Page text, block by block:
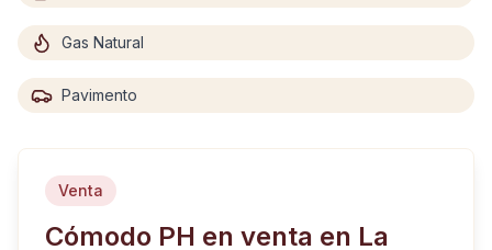
Gas Natural
Pavimento
Venta
Cómodo PH en venta en La